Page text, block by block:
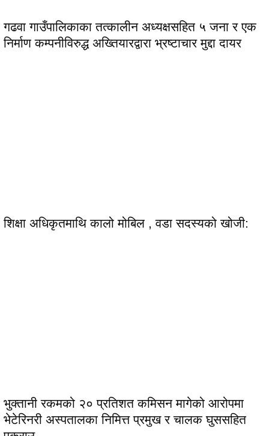
गढवा गाउँपालिकाका तत्कालीन अध्यक्षसहित ५ जना र एक
निर्माण कम्पनीविरुद्ध अख्तियारद्वारा भ्रष्टाचार मुद्दा दायर
शिक्षा अधिकृतमाथि कालो मोबिल , वडा सदस्यको खोजी:
भुक्तानी रकमको २० प्रतिशत कमिसन मागेको आरोपमा
भेटेरिनरी अस्पतालका निमित्त प्रमुख र चालक घुससहित